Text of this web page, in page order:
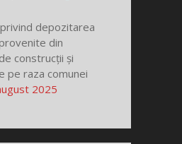
depozitarea
din
construcții și
pe raza comunei
2025